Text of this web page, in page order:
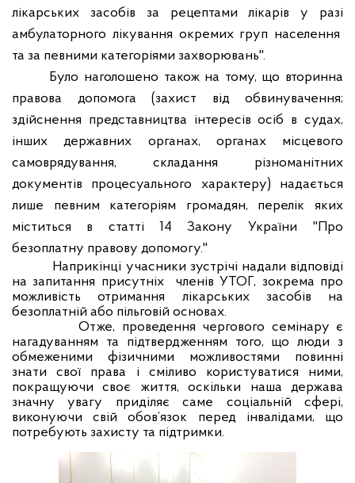
лікарських засобів за рецептами лікарів у разі
амбулаторного лікування окремих груп населення
та за певними категоріями захворювань".
Було наголошено також на тому, що вторинна
правова допомога (захист від обвинувачення;
здійснення представництва інтересів осіб в судах,
інших державних органах, органах місцевого
самоврядування, складання різноманітних
документів процесуального характеру) надається
лише певним категоріям громадян, перелік яких
міститься в статті 14 Закону України "Про
безоплатну правову допомогу."
Наприкінці учасники зустрічі надали відповіді
на запитання присутніх
членів УТОГ, зокрема про
можливість отримання лікарських засобів на
безоплатній або пільговій основах.
Отже, проведення чергового семінару є
нагадуванням та підтвердженням того, що люди з
обмеженими фізичними можливостями повинні
знати свої права і сміливо користуватися ними,
покращуючи своє життя, оскільки наша держава
значну увагу приділяє саме соціальній сфері,
виконуючи свій обов’язок перед інвалідами, що
потребують захисту та підтримки.